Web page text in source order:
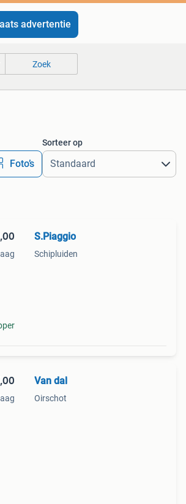
advertentie
Zoek
Foto’s
Sorteer op
S.Piaggio
Schipluiden
Van dal
Oirschot